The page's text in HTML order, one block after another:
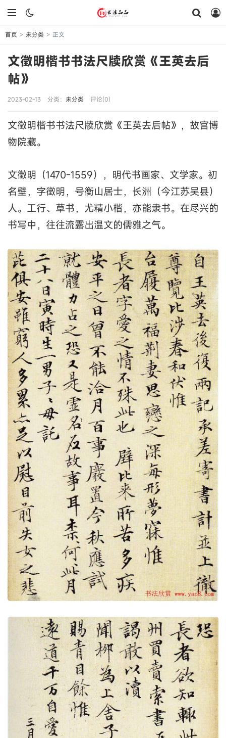
首页 > 未分类 > 正文
文徵明楷书书法尺牍欣赏《王英去后
帖》
2023-02-13 分类： 未分类 评论(0)
文徵明楷书书法尺牍欣赏《王英去后帖》，故宫博
物院藏。
文徵明（1470-1559），明代书画家、文学家。初
名壁，字徵明，号衡山居士，长洲（今江苏吴县）
人。工行、草书，尤精小楷，亦能隶书。在尽兴的
书写中，往往流露出温文的儒雅之气。